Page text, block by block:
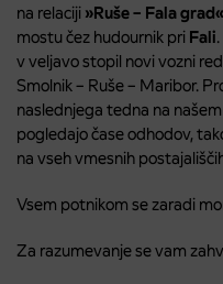
na relaciji »Ruše – Fala grad«
mostu čez hudournik pri Fali
v veljavo stopil novi vozni
Smolnik – Ruše – Maribor.
naslednjega tedna na
pogledajo čase odhodov,
na vseh vmesnih
Vsem potnikom se zaradi
Za razumevanje se vam